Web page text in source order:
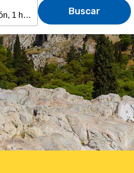
Buscar